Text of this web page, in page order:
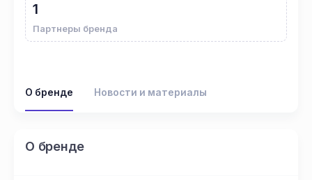
1
Партнеры бренда
О бренде Новости и материалы
О бренде